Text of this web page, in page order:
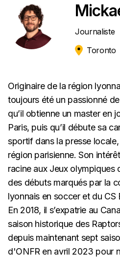
Journaliste
Toronto
Originaire de la région
toujours été un passionné
qu’il obtienne un master en
Paris, puis qu’il débute sa
sportif dans la presse
région parisienne. Son
racine aux Jeux olympiques
des débuts marqués par la
lyonnais en soccer et du CS
En 2018, il s’expatrie au
saison historique des
depuis maintenant sept
d'ONFR en avril 2023 pour